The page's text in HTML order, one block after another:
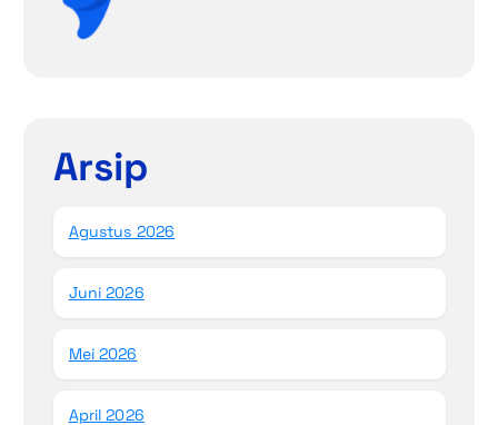
Arsip
Agustus 2026
Juni 2026
Mei 2026
April 2026